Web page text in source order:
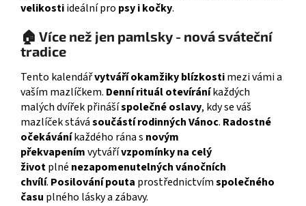
velikostiideální pro psy i kočky.
🏠 Více než jen pamlsky - nová sváteční
tradice
Tento kalendářvytváří okamžiky blízkostimezi vámi a
vaším mazlíčkem. Denní rituál otevíráníkaždých
malých dvířek přinášíspolečné oslavy, kdy se váš
mazlíček stávásoučástí rodinných Vánoc. Radostné
očekáváníkaždého rána s novým
překvapenímvytvářívzpomínky na celý
životplné nezapomenutelných vánočních
chvílí. Posilování pouta prostřednictvímspolečného
času plného lásky a zábavy.